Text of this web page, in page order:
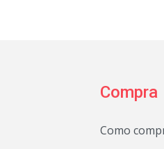
Compra
Como